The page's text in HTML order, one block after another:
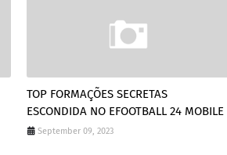
TOP FORMAÇÕES SECRETAS
ESCONDIDA NO EFOOTBALL 24 MOBILE
September 09, 2023